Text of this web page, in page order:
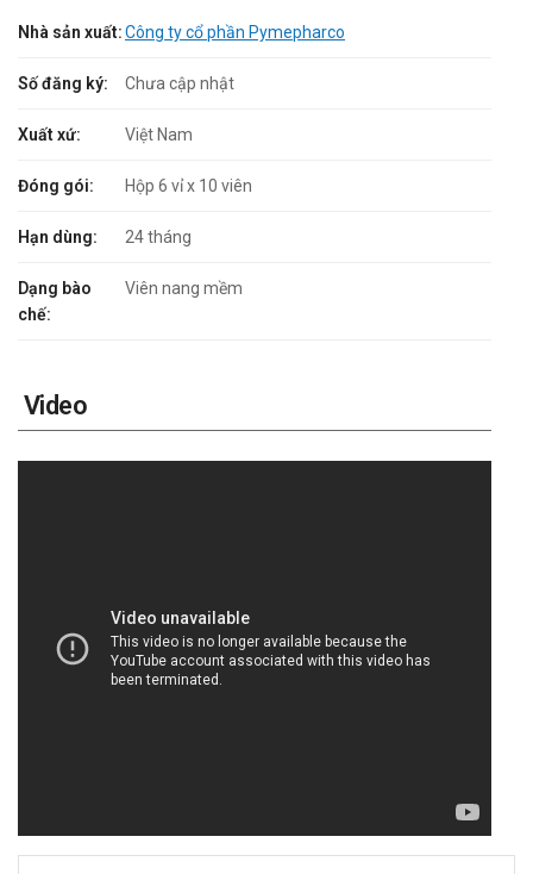
Nhà sản xuất:Công ty cổ phần Pymepharco
Số đăng ký: Chưa cập nhật
Xuất xứ: Việt Nam
Đóng gói: Hộp 6 vỉ x 10 viên
Hạn dùng: 24 tháng
Dạng bào
chế:
Viên nang mềm
Video